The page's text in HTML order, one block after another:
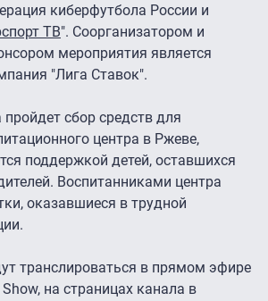
киберфутбола России и
ТВ". Соорганизатором и
мероприятия является
"Лига Ставок".
сбор средств для
центра в Ржеве,
поддержкой детей, оставшихся
Воспитанниками центра
оказавшиеся в трудной
транслироваться в прямом эфире
на страницах канала в